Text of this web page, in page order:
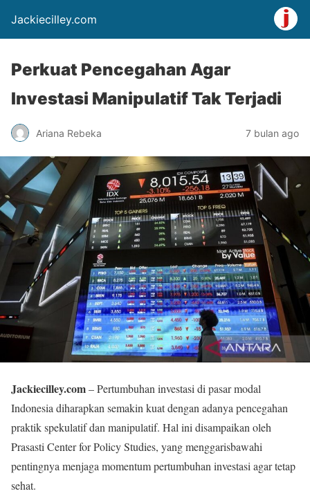
Jackiecilley.com
Perkuat Pencegahan Agar
Investasi Manipulatif Tak Terjadi
Ariana Rebeka 7 bulan ago
Jackiecilley.com– Pertumbuhan investasi di pasar modal
Indonesia diharapkan semakin kuat dengan adanya pencegahan
praktik spekulatif dan manipulatif. Hal ini disampaikan oleh
Prasasti Center for Policy Studies, yang menggarisbawahi
pentingnya menjaga momentum pertumbuhan investasi agar tetap
sehat.